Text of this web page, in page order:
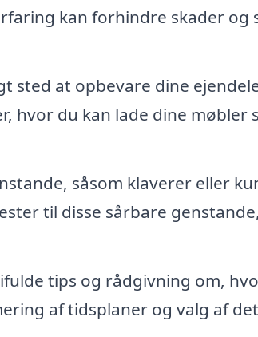
kan forhindre skader og
sted at opbevare dine
hvor du kan lade dine møbler
såsom klaverer eller
til disse sårbare
tips og rådgivning om,
af tidsplaner og valg af det